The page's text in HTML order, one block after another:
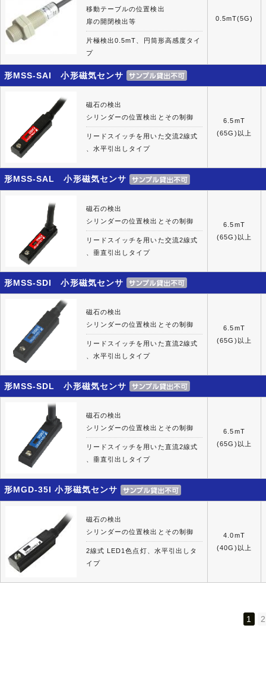
移動テーブルの位置検出
扉の開閉検出等
片極検出0.5mT、円筒形高感度タイ
プ
0.5mT(5G)
形MSS-SAI 小形磁気センサ
磁石の検出
シリンダーの位置検出とその制御
リードスイッチを用いた交流2線式
、水平引出しタイプ
6.5mT
(65G)以上
形MSS-SAL 小形磁気センサ
磁石の検出
シリンダーの位置検出とその制御
リードスイッチを用いた交流2線式
、垂直引出しタイプ
6.5mT
(65G)以上
形MSS-SDI 小形磁気センサ
磁石の検出
シリンダーの位置検出とその制御
リードスイッチを用いた直流2線式
、水平引出しタイプ
6.5mT
(65G)以上
形MSS-SDL 小形磁気センサ
磁石の検出
シリンダーの位置検出とその制御
リードスイッチを用いた直流2線式
、垂直引出しタイプ
6.5mT
(65G)以上
形MGD-35I 小形磁気センサ
磁石の検出
シリンダーの位置検出とその制御
2線式 LED1色点灯、水平引出しタ
イプ
4.0mT
(40G)以上
1 2